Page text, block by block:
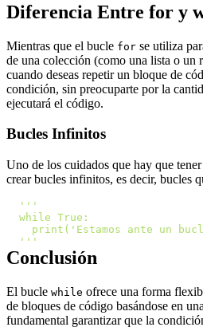
Diferencia Entre for y
Mientras que el bucle for se utiliza
de una colección (como una lista o un
cuando deseas repetir un bloque de
condición, sin preocuparte por la
ejecutará el código.
Bucles Infinitos
Uno de los cuidados que hay que
crear bucles infinitos, es decir, bucles
'''
Conclusión
El bucle while ofrece una forma
de bloques de código basándose en
fundamental garantizar que la